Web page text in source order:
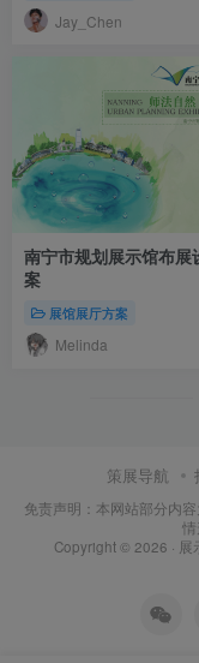
Jay_Chen
南宁市规划展示馆布展
案
展馆展厅方案
Melinda
策展导航
免责声明：本网站部分内
情
Copyright © 2026 · 展